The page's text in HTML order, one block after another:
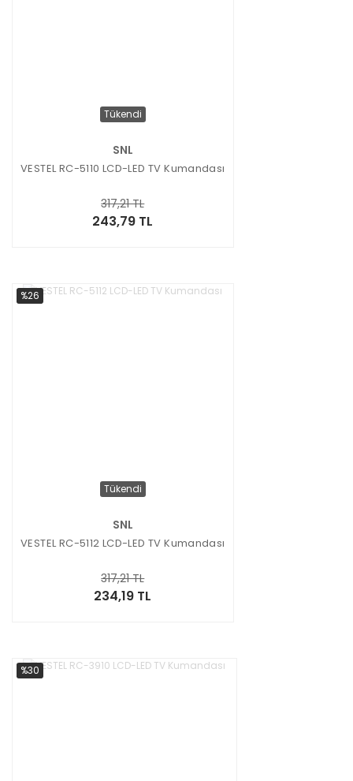
Tükendi
SNL
VESTEL RC-5110 LCD-LED TV Kumandası
243,79 TL
317,21 TL
%26
Tükendi
SNL
VESTEL RC-5112 LCD-LED TV Kumandası
234,19 TL
317,21 TL
%30